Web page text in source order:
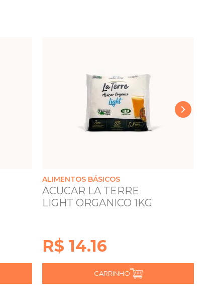
ALIMENTOS BÁSICOS
ACUCAR LA TERRE
LIGHT ORGANICO 1KG
R$ 14.16
CARRINHO
›